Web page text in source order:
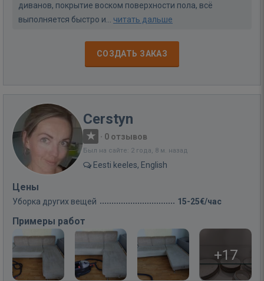
диванов, покрытие воском поверхности пола, всё
выполняется быстро и... читать дальше
СОЗДАТЬ ЗАКАЗ
Cerstyn
· 0 отзывов
Был на сайте: 2 года, 8 м. назад
Eesti keeles, English
Цены
Уборка других вещей 15-25€/час
Примеры работ
+17